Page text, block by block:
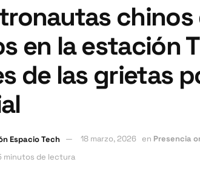
en la estación
de las grietas
Espacio Tech 18 marzo, 2026 en Presencia
minutos de lectura